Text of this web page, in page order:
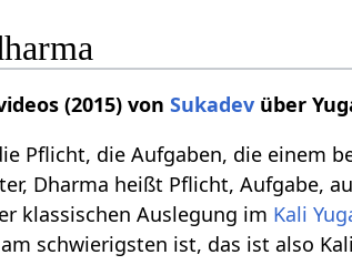
(2015) vonSukadev über
Pflicht, die Aufgaben, die einem
Dharma heißt Pflicht, Aufgabe,
klassischen Auslegung im Kali
schwierigsten ist, das ist also